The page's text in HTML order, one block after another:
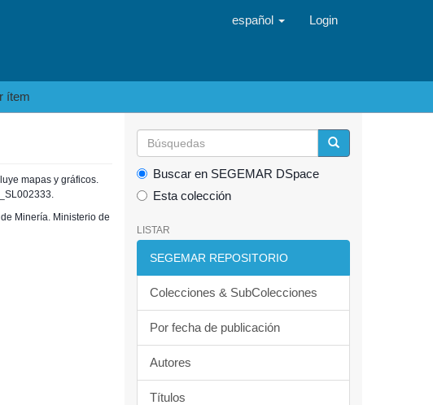
español Login
ítem
mapas y gráficos.
Minería. Ministerio de
Buscar en SEGEMAR DSpace
Esta colección
LISTAR
SEGEMAR REPOSITORIO
Colecciones & SubColecciones
Por fecha de publicación
Autores
Títulos